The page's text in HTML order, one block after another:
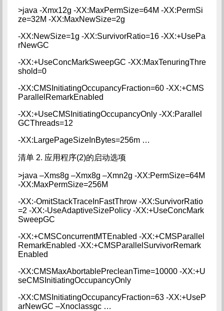
>java -Xmx12g -XX:MaxPermSize=64M -XX:PermSi
ze=32M -XX:MaxNewSize=2g
-XX:NewSize=1g -XX:SurvivorRatio=16 -XX:+UsePa
rNewGC
-XX:+UseConcMarkSweepGC -XX:MaxTenuringThre
shold=0
-XX:CMSInitiatingOccupancyFraction=60 -XX:+CMS
ParallelRemarkEnabled
-XX:+UseCMSInitiatingOccupancyOnly -XX:Parallel
GCThreads=12
-XX:LargePageSizeInBytes=256m …
清单 2. 应用程序(2)的启动选项
>java –Xms8g –Xmx8g –Xmn2g -XX:PermSize=64M
-XX:MaxPermSize=256M
-XX:-OmitStackTraceInFastThrow -XX:SurvivorRatio
=2 -XX:-UseAdaptiveSizePolicy -XX:+UseConcMark
SweepGC
-XX:+CMSConcurrentMTEnabled -XX:+CMSParallel
RemarkEnabled -XX:+CMSParallelSurvivorRemark
Enabled
-XX:CMSMaxAbortablePrecleanTime=10000 -XX:+U
seCMSInitiatingOccupancyOnly
-XX:CMSInitiatingOccupancyFraction=63 -XX:+UseP
arNewGC –Xnoclassgc …